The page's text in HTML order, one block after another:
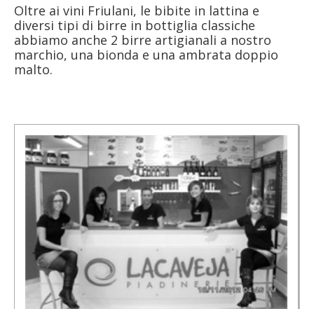
Oltre ai vini Friulani, le bibite in lattina e
diversi tipi di birre in bottiglia classiche
abbiamo anche 2 birre artigianali a nostro
marchio, una bionda e una ambrata doppio
malto.